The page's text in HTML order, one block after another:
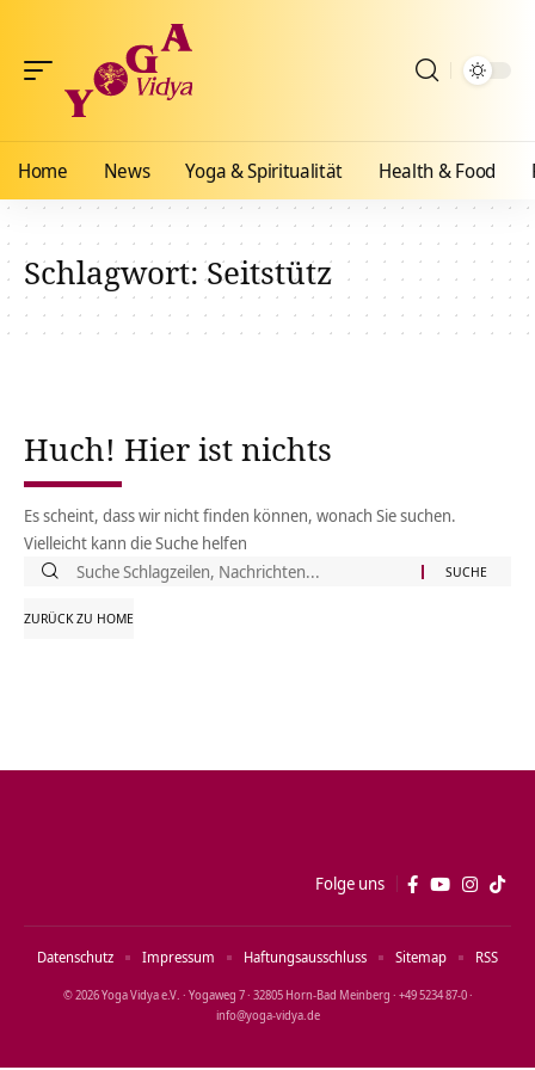
Home News Yoga & Spiritualität Health & Food
Schlagwort:Seitstütz
Huch! Hier ist nichts
Es scheint, dass wir nicht finden können, wonach Sie suchen.
Vielleicht kann die Suche helfen
Suche
ZURÜCK ZU HOME
Folge uns
© 2026 Yoga Vidya e.V. · Yogaweg 7 · 32805 Horn‑Bad Meinberg · +49 5234 87‑0 ·
info@yoga‑vidya.de
Datenschutz Impressum Haftungsausschluss Sitemap RSS